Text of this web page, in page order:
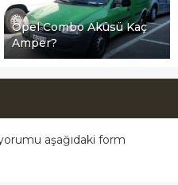
Opel Combo Aküsü Kaç
Amper?
aşağıdaki form